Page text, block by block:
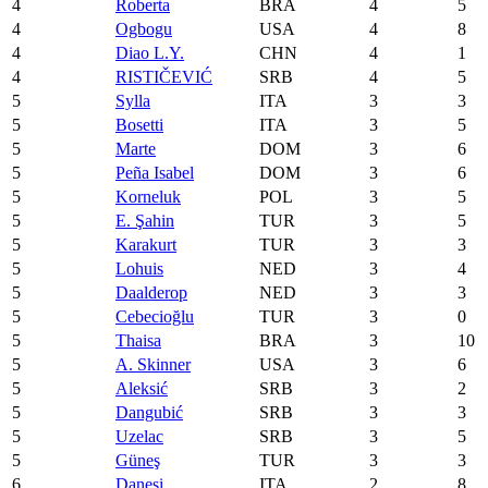
4
Roberta BRA 4
5
4
Ogbogu USA 4
8
4
Diao L.Y. CHN 4
1
4
RISTIČEVIĆ SRB 4
5
5
Sylla ITA 3
3
5
Bosetti ITA 3
5
5
Marte DOM 3
6
5
Peña Isabel DOM 3
6
5
Korneluk POL 3
5
5
E. Şahin TUR 3
5
5
Karakurt TUR 3
3
5
Lohuis NED 3
4
5
Daalderop NED 3
3
5
Cebecioğlu TUR 3
0
5
Thaisa BRA 3
10
5
A. Skinner USA 3
6
5
Aleksić SRB 3
2
5
Dangubić SRB 3
3
5
Uzelac SRB 3
5
5
Güneş TUR 3
3
6
Danesi ITA 2 8